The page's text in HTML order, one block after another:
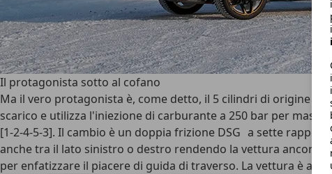
Il protagonista sotto al cofano
Ma il vero protagonista è, come detto, il 5 cilindri di origine
scarico e utilizza l'iniezione di carburante a 250 bar per
[1-2-4-5-3]. Il cambio è un doppia frizione DSG a sette
anche tra il lato sinistro o destro rendendo la vettura ancora
per enfatizzare il piacere di guida di traverso. La vettura è